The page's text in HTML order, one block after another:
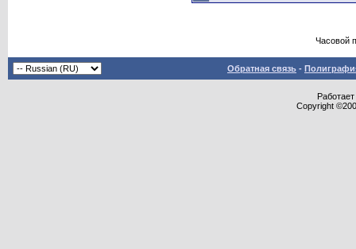
Часовой
Обратная связь -
Copyright